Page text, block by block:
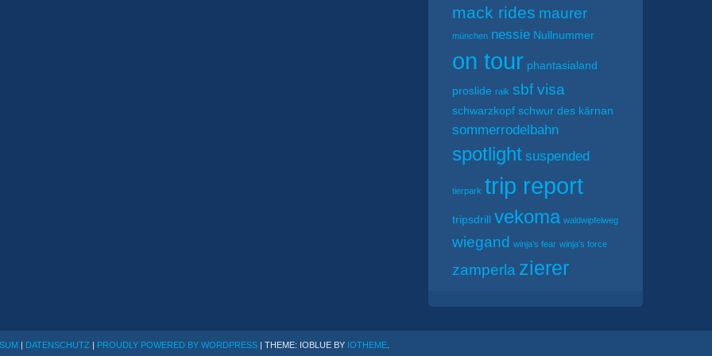
mack rides maurer
münchen nessie Nullnummer
on tour phantasialand
proslide raik sbf visa
schwarzkopf schwur des kärnan
sommerrodelbahn
spotlight suspended
tierpark trip report
tripsdrill vekoma waldwipfelweg
wiegand winja’s fear winja’s force
zamperla zierer
| DATENSCHUTZ | PROUDLY POWERED BY WORDPRESS | THEME: IOBLUE BY IOTHEME